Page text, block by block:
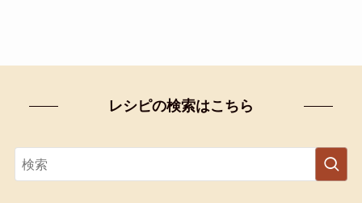
レシピの検索はこちら